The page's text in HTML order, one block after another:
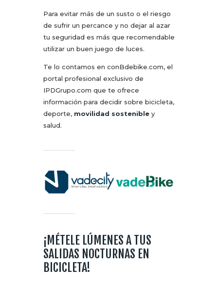
Para evitar más de un susto o el riesgo
de sufrir un percance y no dejar al azar
tu seguridad es más que recomendable
utilizar un buen juego de luces.
Te lo contamos en conBdebike.com, el
portal profesional exclusivo de
IPDGrupo.com que te ofrece
información para decidir sobre bicicleta,
deporte, movilidad sostenible y
salud.
¡MÉTELE LÚMENES A TUS
SALIDAS NOCTURNAS EN
BICICLETA!